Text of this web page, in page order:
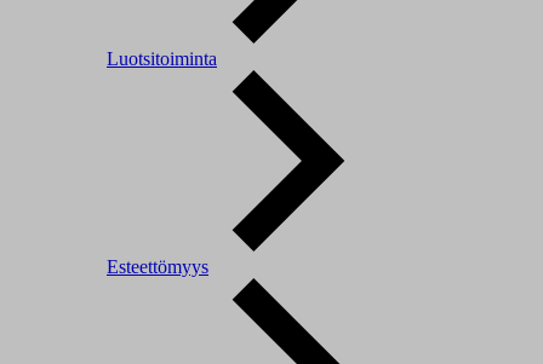
Luotsitoiminta
Esteettömyys